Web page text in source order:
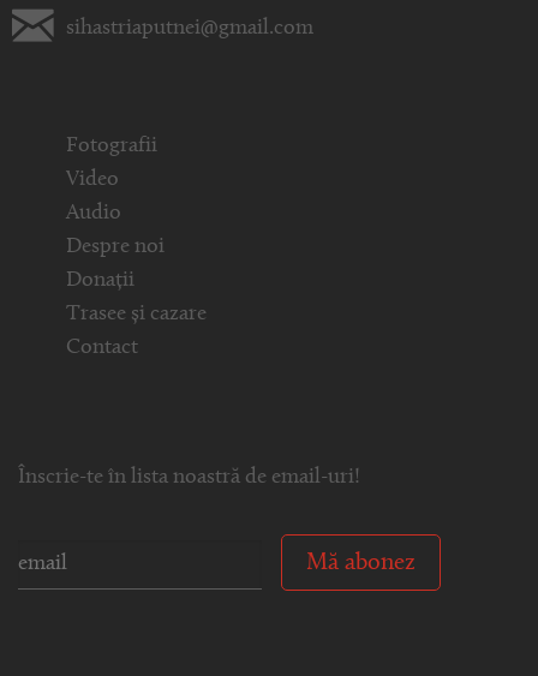
sihastriaputnei@gmail.com
Fotografii
Video
Audio
Despre noi
Donații
Trasee și cazare
Contact
Înscrie-te în lista noastră de email-uri!
Mă abonez